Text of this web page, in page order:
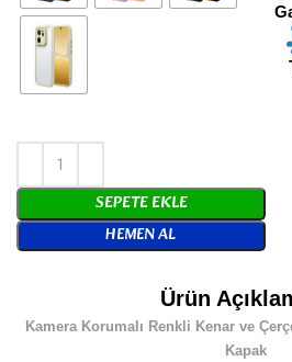
SEPETE EKLE
HEMEN AL
Ürün
Kamera Korumalı Renkli Kenar ve
Kapak